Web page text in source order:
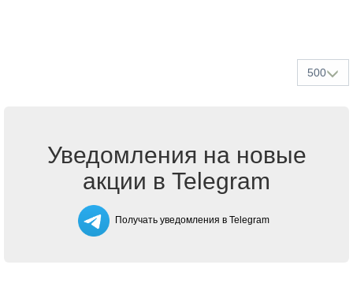
500
Уведомления на новые
акции в Telegram
Получать уведомления в Telegram